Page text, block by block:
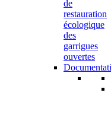
de
restauration
écologique
des
garrigues
ouvertes